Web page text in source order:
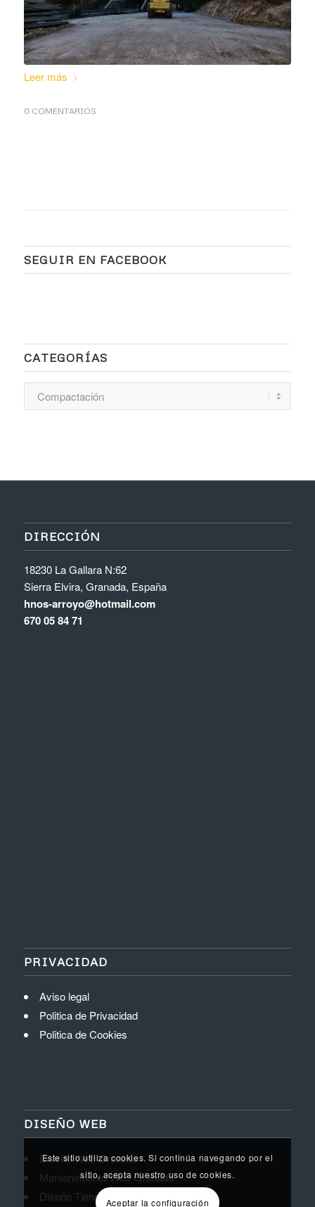
Leer más
0 COMENTARIOS
SEGUIR EN FACEBOOK
CATEGORÍAS
Categorías
DIRECCIÓN
18230 La Gallara N:62
Sierra Elvira, Granada, España
hnos-arroyo@hotmail.com
670 05 84 71
PRIVACIDAD
Aviso legal
Politica de Privacidad
Politica de Cookies
DISEÑO WEB
Diseño Web Granada
Mantenimiento Web Granada
Diseño Tienda Online Granada
Este sitio utiliza cookies. Si continúa navegando por el
sitio, acepta nuestro uso de cookies.
Aceptar la configuración